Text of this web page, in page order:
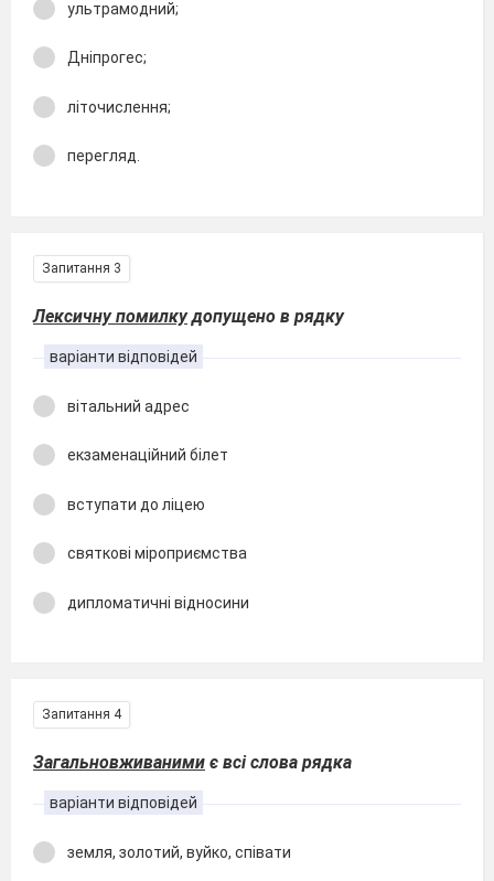
ультрамодний;
Дніпрогес;
літочислення;
перегляд.
Запитання 3
Лексичну помилкудопущено в рядку
варіанти відповідей
вітальний адрес
екзаменаційний білет
вступати до ліцею
святкові міроприємства
дипломатичні відносини
Запитання 4
Загальновживаними є всі слова рядка
варіанти відповідей
земля, золотий, вуйко, співати